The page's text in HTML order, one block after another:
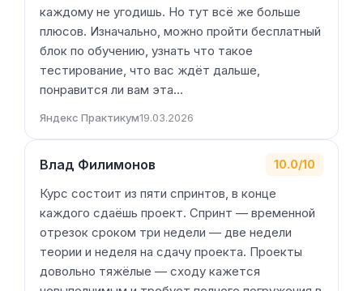
каждому не угодишь. Но тут всё же больше
плюсов. Изначально, можно пройти бесплатный
блок по обучению, узнать что такое
тестирование, что вас ждёт дальше,
понравится ли вам эта…
Яндекс Практикум19.03.2026
Влад Филимонов 10.0/10
Курс состоит из пяти спринтов, в конце
каждого сдаёшь проект. Спринт — временной
отрезок сроком три недели — две недели
теории и неделя на сдачу проекта. Проекты
довольно тяжёлые — сходу кажется